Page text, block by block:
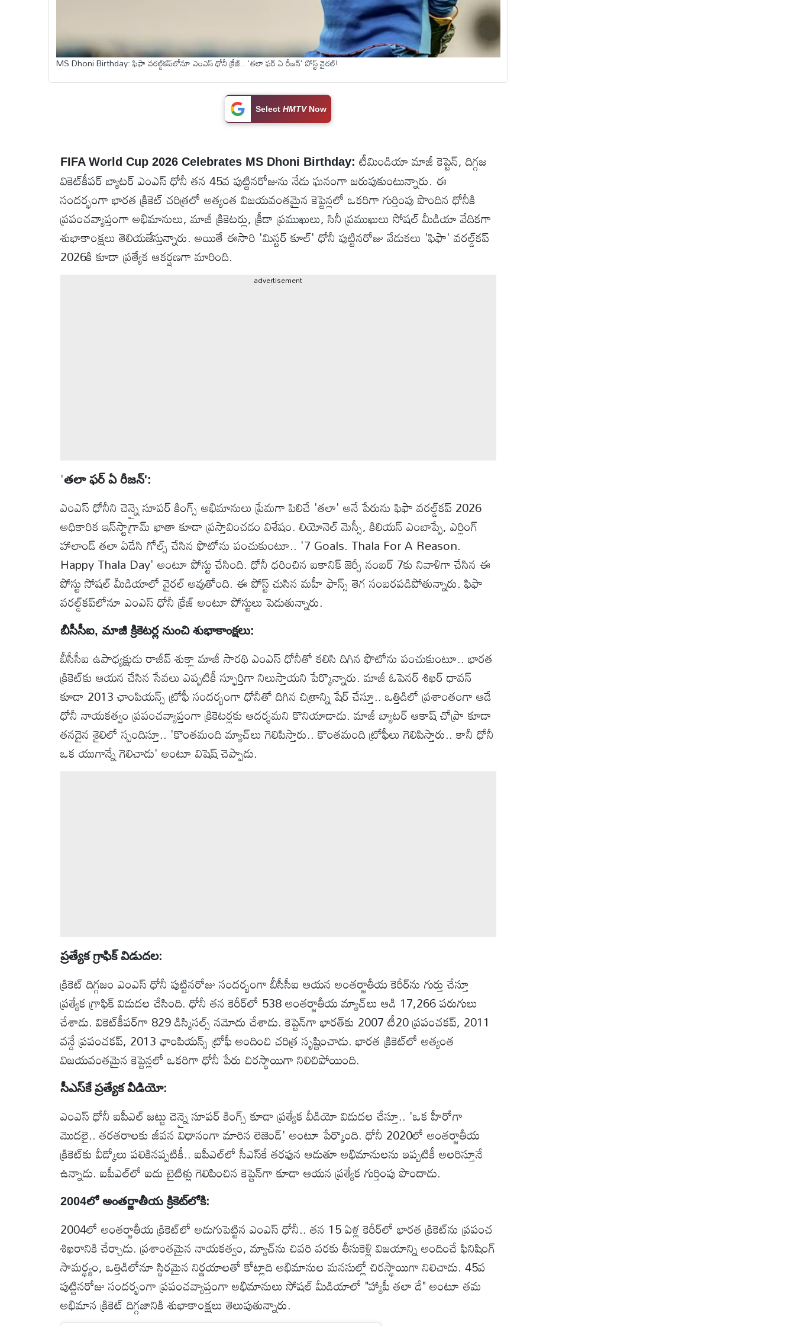
వ్యవసాయం
MS Dhoni Birthday: ఫిఫా వరల్డ్‌కప్‌లోనూ ఎంఎస్ ధోనీ క్రేజ్.. 'తలా ఫర్ ఏ రీజన్' పోస్ట్ వైరల్!
SelectHMTVNow
FIFA World Cup 2026 Celebrates MS Dhoni Birthday: టీమిండియా మాజీ కెప్టెన్, దిగ్గజ
వికెట్‌కీపర్ బ్యాటర్ ఎంఎస్ ధోనీ తన 45వ పుట్టినరోజును నేడు ఘనంగా జరుపుకుంటున్నారు. ఈ
సందర్భంగా భారత క్రికెట్ చరిత్రలో అత్యంత విజయవంతమైన కెప్టెన్లలో ఒకరిగా గుర్తింపు పొందిన ధోనీకి
ప్రపంచవ్యాప్తంగా అభిమానులు, మాజీ క్రికెటర్లు, క్రీడా ప్రముఖులు, సినీ ప్రముఖులు సోషల్ మీడియా వేదికగా
శుభాకాంక్షలు తెలియజేస్తున్నారు. అయితే ఈసారి 'మిస్టర్ కూల్' ధోనీ పుట్టినరోజు వేడుకలు 'ఫిఫా' వరల్డ్‌కప్
2026కి కూడా ప్రత్యేక ఆకర్షణగా మారింది.
advertisement
'తలా ఫర్ ఏ రీజన్':
ఎంఎస్ ధోనీని చెన్నై సూపర్ కింగ్స్ అభిమానులు ప్రేమగా పిలిచే 'తలా' అనే పేరును ఫిఫా వరల్డ్‌కప్ 2026
అధికారిక ఇన్‌స్టాగ్రామ్ ఖాతా కూడా ప్రస్తావించడం విశేషం. లియోనెల్ మెస్సీ, కిలియన్ ఎంబాప్పే, ఎర్లింగ్
హాలాండ్ తలా ఏడేసి గోల్స్ చేసిన ఫొటోను పంచుకుంటూ.. '7 Goals. Thala For A Reason.
Happy Thala Day' అంటూ పోస్టు చేసింది. ధోనీ ధరించిన ఐకానిక్ జెర్సీ నంబర్ 7కు నివాళిగా చేసిన ఈ
పోస్టు సోషల్ మీడియాలో వైరల్ అవుతోంది. ఈ పోస్ట్ చుసిన మహీ ఫాన్స్ తెగ సంబరపడిపోతున్నారు. ఫిఫా
వరల్డ్‌కప్‌లోనూ ఎంఎస్ ధోనీ క్రేజ్ అంటూ పోస్టులు పెడుతున్నారు.
బీసీసీఐ, మాజీ క్రికెటర్ల నుంచి శుభాకాంక్షలు:
బీసీసీఐ ఉపాధ్యక్షుడు రాజీవ్ శుక్లా మాజీ సారథి ఎంఎస్ ధోనీతో కలిసి దిగిన ఫొటోను పంచుకుంటూ.. భారత
క్రికెట్‌కు ఆయన చేసిన సేవలు ఎప్పటికీ స్ఫూర్తిగా నిలుస్తాయని పేర్కొన్నారు. మాజీ ఓపెనర్ శిఖర్ ధావన్
కూడా 2013 ఛాంపియన్స్ ట్రోఫీ సందర్భంగా ధోనీతో దిగిన చిత్రాన్ని షేర్ చేస్తూ.. ఒత్తిడిలో ప్రశాంతంగా ఆడే
ధోనీ నాయకత్వం ప్రపంచవ్యాప్తంగా క్రికెటర్లకు ఆదర్శమని కొనియాడాడు. మాజీ బ్యాటర్ ఆకాష్ చోప్రా కూడా
తనదైన శైలిలో స్పందిస్తూ.. 'కొంతమంది మ్యాచ్‌లు గెలిపిస్తారు.. కొంతమంది ట్రోఫీలు గెలిపిస్తారు.. కానీ ధోనీ
ఒక యుగాన్నే గెలిచాడు' అంటూ విషెష్ చెప్పాడు.
ప్రత్యేక గ్రాఫిక్ విడుదల:
క్రికెట్ దిగ్గజం ఎంఎస్ ధోనీ పుట్టినరోజు సందర్భంగా బీసీసీఐ ఆయన అంతర్జాతీయ కెరీర్‌ను గుర్తు చేస్తూ
ప్రత్యేక గ్రాఫిక్ విడుదల చేసింది. ధోనీ తన కెరీర్‌లో 538 అంతర్జాతీయ మ్యాచ్‌లు ఆడి 17,266 పరుగులు
చేశాడు. వికెట్‌కీపర్‌గా 829 డిస్మిసల్స్ నమోదు చేశాడు. కెప్టెన్‌గా భారత్‌కు 2007 టీ20 ప్రపంచకప్, 2011
వన్డే ప్రపంచకప్, 2013 ఛాంపియన్స్ ట్రోఫీ అందించి చరిత్ర సృష్టించాడు. భారత క్రికెట్‌లో అత్యంత
విజయవంతమైన కెప్టెన్లలో ఒకరిగా ధోనీ పేరు చిరస్థాయిగా నిలిచిపోయింది.
సీఎస్‌కే ప్రత్యేక వీడియో:
ఎంఎస్ ధోనీ ఐపీఎల్ జట్టు చెన్నై సూపర్ కింగ్స్ కూడా ప్రత్యేక వీడియో విడుదల చేస్తూ.. 'ఒక హీరోగా
మొదలై.. తరతరాలకు జీవన విధానంగా మారిన లెజెండ్' అంటూ పేర్కొంది. ధోనీ 2020లో అంతర్జాతీయ
క్రికెట్‌కు వీడ్కోలు పలికినప్పటికీ.. ఐపీఎల్‌లో సీఎస్‌కే తరఫున ఆడుతూ అభిమానులను ఇప్పటికీ అలరిస్తూనే
ఉన్నాడు. ఐపీఎల్‌లో ఐదు టైటిళ్లు గెలిపించిన కెప్టెన్‌గా కూడా ఆయన ప్రత్యేక గుర్తింపు పొందాడు.
2004లో అంతర్జాతీయ క్రికెట్‌లోకి:
2004లో అంతర్జాతీయ క్రికెట్‌లో అడుగుపెట్టిన ఎంఎస్ ధోనీ.. తన 15 ఏళ్ల కెరీర్‌లో భారత క్రికెట్‌ను ప్రపంచ
శిఖరానికి చేర్చాడు. ప్రశాంతమైన నాయకత్వం, మ్యాచ్‌ను చివరి వరకు తీసుకెళ్లి విజయాన్ని అందించే ఫినిషింగ్
సామర్థ్యం, ఒత్తిడిలోనూ స్థిరమైన నిర్ణయాలతో కోట్లాది అభిమానుల మనసుల్లో చిరస్థాయిగా నిలిచాడు. 45వ
పుట్టినరోజు సందర్భంగా ప్రపంచవ్యాప్తంగా అభిమానులు సోషల్ మీడియాలో "హ్యాపీ తలా డే" అంటూ తమ
అభిమాన క్రికెట్ దిగ్గజానికి శుభాకాంక్షలు తెలుపుతున్నారు.